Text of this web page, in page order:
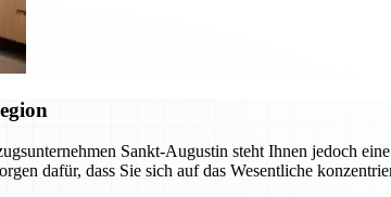
Sankt-Augustin steht Ihnen jedoch
dafür, dass Sie sich auf das Wesentliche